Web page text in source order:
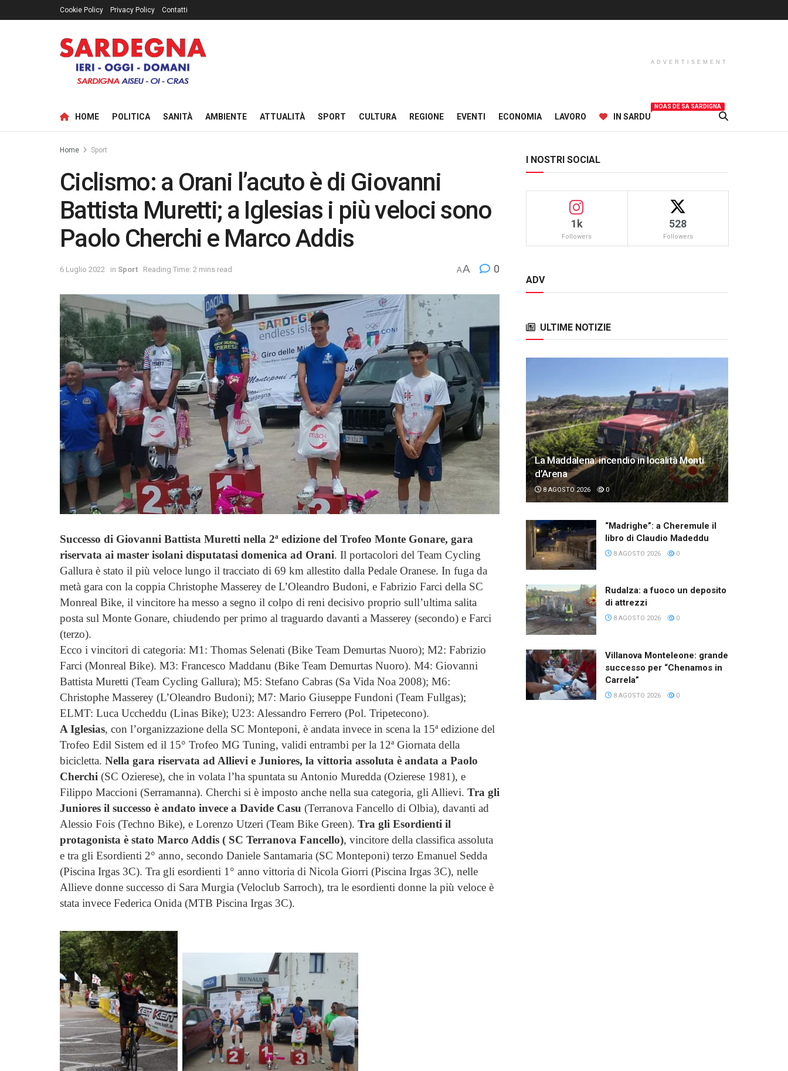
Cookie Policy Privacy Policy Contatti
ADVERTISEMENT
HOME POLITICA SANITÀ AMBIENTE ATTUALITÀ SPORT CULTURA REGIONE EVENTI ECONOMIA LAVORO IN SARDU
NOAS DE SA SARDIGNA
Home Sport
Ciclismo: a Orani l’acuto è di Giovanni
Battista Muretti; a Iglesias i più veloci sono
Paolo Cherchi e Marco Addis
6 Luglio 2022 in Sport Reading Time: 2 mins read AA 0
Successo di Giovanni Battista Muretti nella 2ª edizione del Trofeo Monte Gonare, gara
riservata ai master isolani disputatasi domenica ad Orani. Il portacolori del Team Cycling
Gallura è stato il più veloce lungo il tracciato di 69 km allestito dalla Pedale Oranese. In fuga da
metà gara con la coppia Christophe Masserey de L’Oleandro Budoni, e Fabrizio Farci della SC
Monreal Bike, il vincitore ha messo a segno il colpo di reni decisivo proprio sull’ultima salita
posta sul Monte Gonare, chiudendo per primo al traguardo davanti a Masserey (secondo) e Farci
(terzo).
Ecco i vincitori di categoria: M1: Thomas Selenati (Bike Team Demurtas Nuoro); M2: Fabrizio
Farci (Monreal Bike). M3: Francesco Maddanu (Bike Team Demurtas Nuoro). M4: Giovanni
Battista Muretti (Team Cycling Gallura); M5: Stefano Cabras (Sa Vida Noa 2008); M6:
Christophe Masserey (L’Oleandro Budoni); M7: Mario Giuseppe Fundoni (Team Fullgas);
ELMT: Luca Uccheddu (Linas Bike); U23: Alessandro Ferrero (Pol. Tripetecono).
A Iglesias, con l’organizzazione della SC Monteponi, è andata invece in scena la 15ª edizione del
Trofeo Edil Sistem ed il 15° Trofeo MG Tuning, validi entrambi per la 12ª Giornata della
bicicletta. Nella gara riservata ad Allievi e Juniores, la vittoria assoluta è andata a Paolo
Cherchi (SC Ozierese), che in volata l’ha spuntata su Antonio Muredda (Ozierese 1981), e
Filippo Maccioni (Serramanna). Cherchi si è imposto anche nella sua categoria, gli Allievi. Tra gli
Juniores il successo è andato invece a Davide Casu (Terranova Fancello di Olbia), davanti ad
Alessio Fois (Techno Bike), e Lorenzo Utzeri (Team Bike Green). Tra gli Esordienti il
protagonista è stato Marco Addis ( SC Terranova Fancello), vincitore della classifica assoluta
e tra gli Esordienti 2° anno, secondo Daniele Santamaria (SC Monteponi) terzo Emanuel Sedda
(Piscina Irgas 3C). Tra gli esordienti 1° anno vittoria di Nicola Giorri (Piscina Irgas 3C), nelle
Allieve donne successo di Sara Murgia (Veloclub Sarroch), tra le esordienti donne la più veloce è
stata invece Federica Onida (MTB Piscina Irgas 3C).
I NOSTRI SOCIAL
1k
Followers
528
Followers
ADV
ULTIME NOTIZIE
La Maddalena: incendio in località Monti
d’Arena
8 AGOSTO 2026 0
“Madrighe”: a Cheremule il
libro di Claudio Madeddu
8 AGOSTO 2026 0
Rudalza: a fuoco un deposito
di attrezzi
8 AGOSTO 2026 0
Villanova Monteleone: grande
successo per “Chenamos in
Carrela”
8 AGOSTO 2026 0